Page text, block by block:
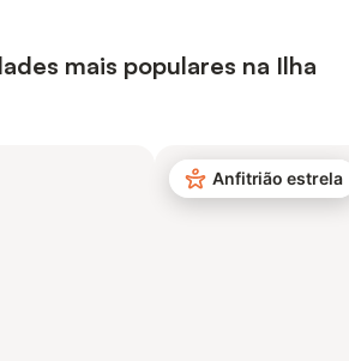
mais populares na Ilha
Anfitrião estrela